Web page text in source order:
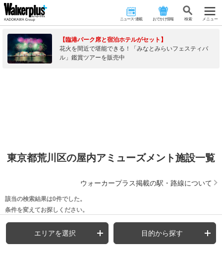
ニュース･連載 おでかけ情報 検 索 メニュー
【臨港パーク席と宿泊ホテルがセット】
花火を間近で堪能できる！「みなとみらいフェスティバ
ル」鑑賞ツアーを販売中
東京都荒川区の屋内アミューズメント施設一覧
ウォーカープラス掲載の駅・路線について
該当の検索結果は0件でした。
条件を変えてお探しください。
エリアを選択 目的から探す